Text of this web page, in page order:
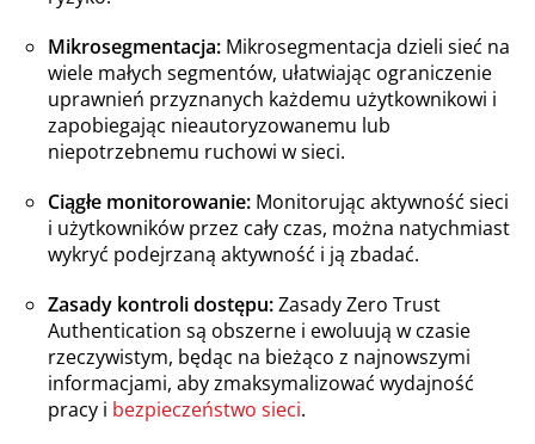
Mikrosegmentacja: Mikrosegmentacja dzieli sieć na
wiele małych segmentów, ułatwiając ograniczenie
uprawnień przyznanych każdemu użytkownikowi i
zapobiegając nieautoryzowanemu lub
niepotrzebnemu ruchowi w sieci.
Ciągłe monitorowanie: Monitorując aktywność sieci
i użytkowników przez cały czas, można natychmiast
wykryć podejrzaną aktywność i ją zbadać.
Zasady kontroli dostępu:Zasady Zero Trust
Authentication są obszerne i ewoluują w czasie
rzeczywistym, będąc na bieżąco z najnowszymi
informacjami, aby zmaksymalizować wydajność
pracy i bezpieczeństwo sieci.